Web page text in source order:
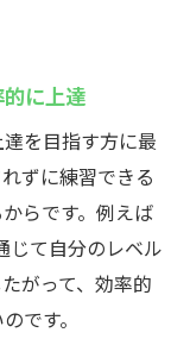
に上達
を目指す方に最
ずに練習できる
らです。例えば
じて自分のレベル
がって、効率的
です。